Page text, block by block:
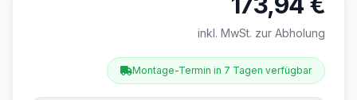
inkl. MwSt. zur Abholung
Montage-Termin in 7 Tagen verfügbar